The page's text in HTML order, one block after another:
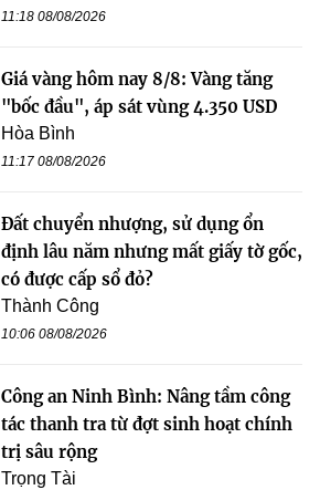
11:18 08/08/2026
Giá vàng hôm nay 8/8: Vàng tăng
"bốc đầu", áp sát vùng 4.350 USD
Hòa Bình
11:17 08/08/2026
Đất chuyển nhượng, sử dụng ổn
định lâu năm nhưng mất giấy tờ gốc,
có được cấp sổ đỏ?
Thành Công
10:06 08/08/2026
Công an Ninh Bình: Nâng tầm công
tác thanh tra từ đợt sinh hoạt chính
trị sâu rộng
Trọng Tài